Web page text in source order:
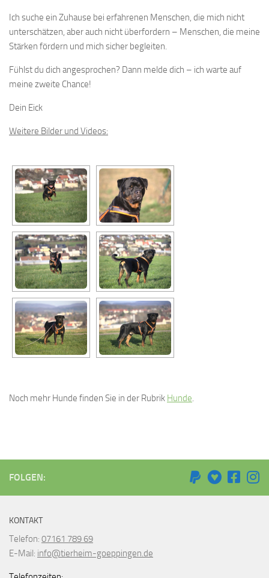
Ich suche ein Zuhause bei erfahrenen Menschen, die mich nicht
unterschätzen, aber auch nicht überfordern – Menschen, die meine
Stärken fördern und mich sicher begleiten.
Fühlst du dich angesprochen? Dann melde dich – ich warte auf
meine zweite Chance!
Dein Eick
Weitere Bilder und Videos:
Noch mehr Hunde finden Sie in der Rubrik Hunde.
FOLGEN:
KONTAKT
Telefon: 07161 789 69
E-Mail: info@tierheim-goeppingen.de